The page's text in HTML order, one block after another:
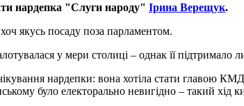
нардепка "Слуги народу" Ірина Верещук.
якусь посаду поза парламентом.
у мери столиці – однак її підтримало
нардепки: вона хотіла стати главою
було електорально невигідно – такий хід